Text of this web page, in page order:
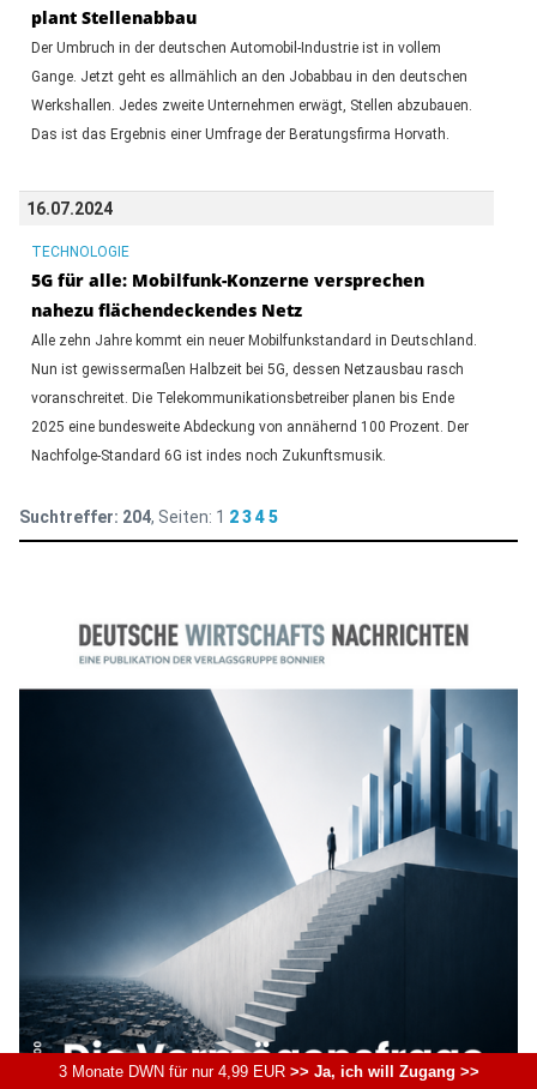
plant Stellenabbau
Der Umbruch in der deutschen Automobil-Industrie ist in vollem
Gange. Jetzt geht es allmählich an den Jobabbau in den deutschen
Werkshallen. Jedes zweite Unternehmen erwägt, Stellen abzubauen.
Das ist das Ergebnis einer Umfrage der Beratungsfirma Horvath.
16.07.2024
TECHNOLOGIE
5G für alle: Mobilfunk-Konzerne versprechen
nahezu flächendeckendes Netz
Alle zehn Jahre kommt ein neuer Mobilfunkstandard in Deutschland.
Nun ist gewissermaßen Halbzeit bei 5G, dessen Netzausbau rasch
voranschreitet. Die Telekommunikationsbetreiber planen bis Ende
2025 eine bundesweite Abdeckung von annähernd 100 Prozent. Der
Nachfolge-Standard 6G ist indes noch Zukunftsmusik.
Suchtreffer: 204, Seiten: 1 2 3 4 5
3 Monate DWN für nur 4,99 EUR>> Ja, ich will Zugang >>